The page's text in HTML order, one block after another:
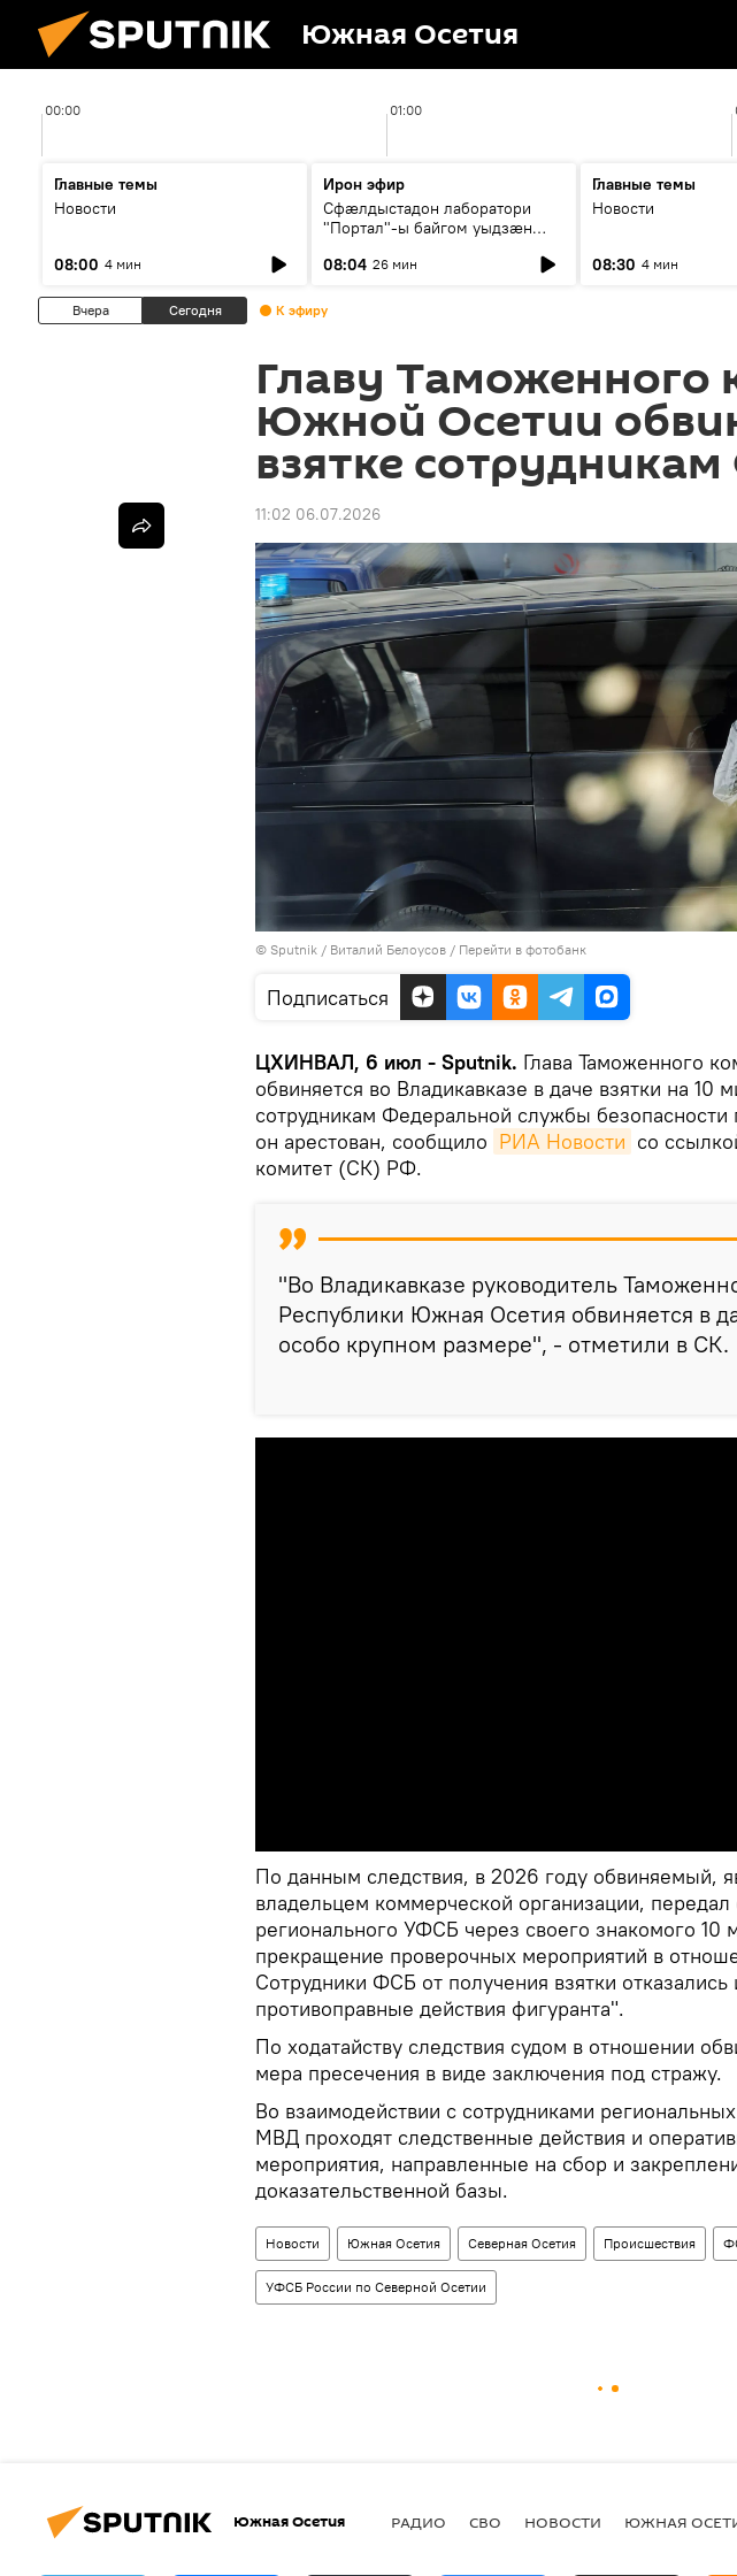
Южная Осетия
00:00 01:00
Главные темы
Новости
08:00 4 мин
Ирон эфир
Сфæлдыстадон лаборатори
"Портал"-ы байгом уыдзæн
Æхсары куыстыты равдыст
08:04 26 мин
Главные темы
Новости
08:30 4 мин
Вчера Сегодня К эфиру
Главу Таможенного
Южной Осетии
взятке
11:02 06.07.2026
© Sputnik / Виталий Белоусов / Перейти в фотобанк
Подписаться
ЦХИНВАЛ, 6 июл - Sputnik. Глава Таможенного
обвиняется во Владикавказе в даче взятки на 10
сотрудникам Федеральной службы
он арестован, сообщило РИА Новости со
комитет (СК) РФ.
"Во Владикавказе руководитель
Республики Южная Осетия обвиняется в
особо крупном размере", - отметили в СК.
По данным следствия, в 2026 году обвиняемый,
владельцем коммерческой организации, передал
регионального УФСБ через своего знакомого 10
прекращение проверочных мероприятий в
Сотрудники ФСБ от получения взятки отказались
противоправные действия фигуранта".
По ходатайству следствия судом в отношении
мера пресечения в виде заключения под стражу.
Во взаимодействии с сотрудниками
МВД проходят следственные действия и
мероприятия, направленные на сбор и
доказательственной базы.
Новости Южная Осетия Северная Осетия Происшествия
УФСБ России по Северной Осетии
Южная Осетия РАДИО СВО НОВОСТИ ЮЖНАЯ